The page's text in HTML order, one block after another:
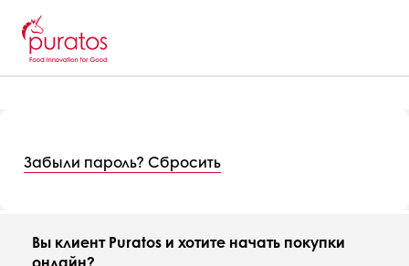
Забыли пароль? Сбросить
Вы клиент Puratos и хотите начать покупки